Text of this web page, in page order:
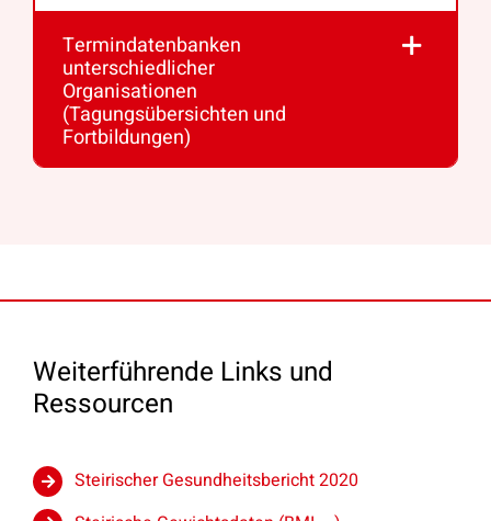
Termindatenbanken
unterschiedlicher
Organisationen
(Tagungsübersichten und
Fortbildungen)
Weiterführende Links und
Ressourcen
Steirischer Gesundheitsbericht 2020